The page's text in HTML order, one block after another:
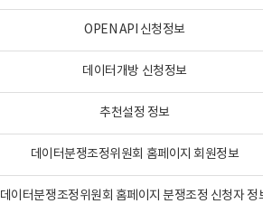
OPEN API 신청정보
데이터개방 신청정보
추천설정 정보
데이터분쟁조정위원회 홈페이지 회원정보
데이터분쟁조정위원회 홈페이지 분쟁조정 신청자 정